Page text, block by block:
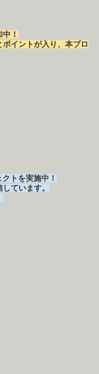
！
イントが入り、本ブロ
トを実施中！
ています。